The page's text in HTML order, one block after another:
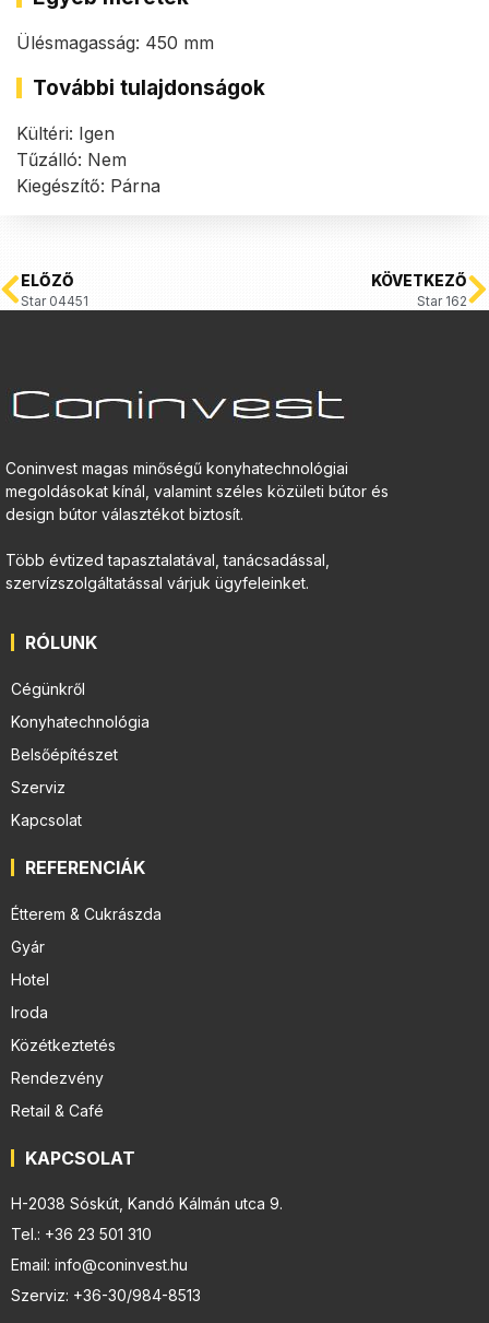
Ülésmagasság: 450 mm
További tulajdonságok
Kültéri: Igen
Tűzálló: Nem
Kiegészítő: Párna
ELŐZŐ
Star 04451
KÖVETKEZŐ
Star 162
Coninvest magas minőségű konyhatechnológiai
megoldásokat kínál, valamint széles közületi bútor és
design bútor választékot biztosít.
Több évtized tapasztalatával, tanácsadással,
szervízszolgáltatással várjuk ügyfeleinket.
RÓLUNK
Cégünkről
Konyhatechnológia
Belsőépítészet
Szerviz
Kapcsolat
REFERENCIÁK
Étterem & Cukrászda
Gyár
Hotel
Iroda
Közétkeztetés
Rendezvény
Retail & Café
KAPCSOLAT
H-2038 Sóskút, Kandó Kálmán utca 9.
Tel.: +36 23 501 310
Email: info@coninvest.hu
Szerviz: +36-30/984-8513